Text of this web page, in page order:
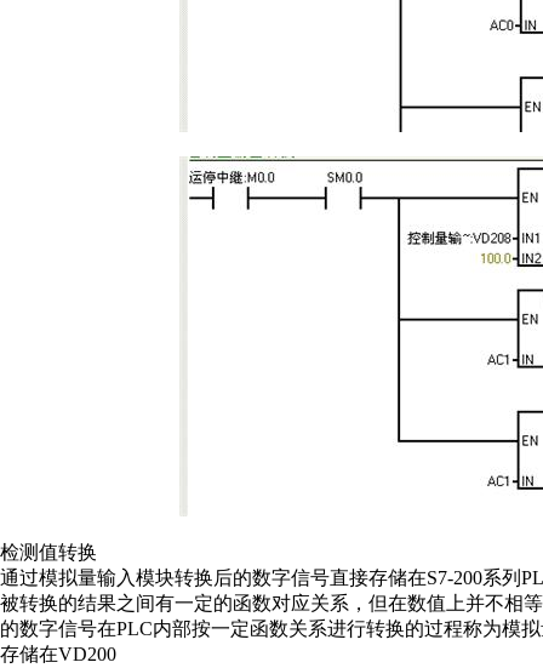
检测值转换
通过模拟量输入模块转换后的数字信号直接存储在S7-200系列
被转换的结果之间有一定的函数对应关系，但在数值上并不相
的数字信号在PLC内部按一定函数关系进行转换的过程称为模
存储在VD200